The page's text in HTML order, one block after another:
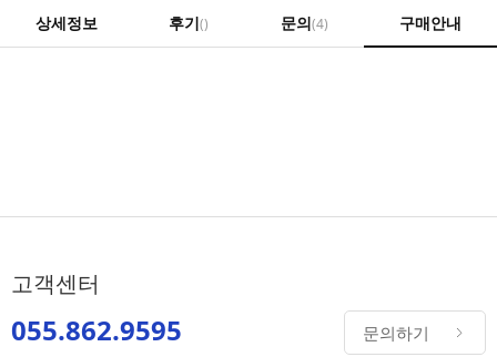
상세정보 후기() 문의(4) 구매안내
고객센터
055.862.9595 문의하기